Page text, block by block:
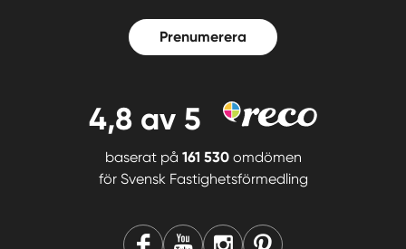
Prenumerera
4,8 av 5
baserat på 161 530omdömen
för Svensk Fastighetsförmedling